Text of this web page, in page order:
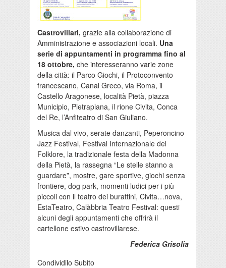
Castrovillari, grazie alla collaborazione di
Amministrazione e associazioni locali. Una
serie di appuntamenti in programma fino al
18 ottobre, che interesseranno varie zone
della città: il Parco Giochi, il Protoconvento
francescano, Canal Greco, via Roma, il
Castello Aragonese, località Pietà, piazza
Municipio, Pietrapiana, il rione Civita, Conca
del Re, l’Anfiteatro di San Giuliano.
Musica dal vivo, serate danzanti, Peperoncino
Jazz Festival, Festival Internazionale del
Folklore, la tradizionale festa della Madonna
della Pietà, la rassegna “Le stelle stanno a
guardare”, mostre, gare sportive, giochi senza
frontiere, dog park, momenti ludici per i più
piccoli con il teatro dei burattini, Civita…nova,
EstaTeatro, Calàbbria Teatro Festival: questi
alcuni degli appuntamenti che offrirà il
cartellone estivo castrovillarese.
Federica Grisolia
Condividilo Subito